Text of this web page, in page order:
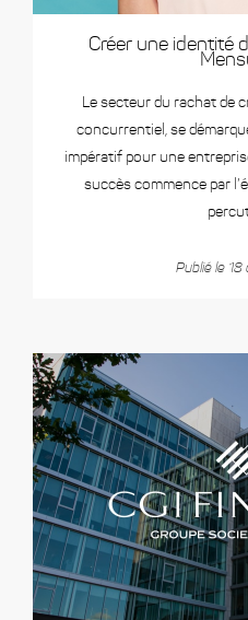
Créer une identité
Le secteur du rachat de
concurrentiel, se
impératif pour une
succès commence par
Publié le